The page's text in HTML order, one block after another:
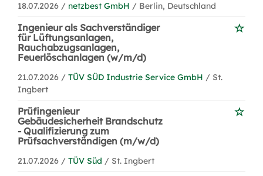
18.07.2026 / netzbest GmbH / Berlin, Deutschland
Ingenieur als Sachverständiger
für Lüftungsanlagen,
Rauchabzugsanlagen,
Feuerlöschanlagen (w/m/d)
21.07.2026 / TÜV SÜD Industrie Service GmbH / St.
Ingbert
Prüfingenieur
Gebäudesicherheit Brandschutz
- Qualifizierung zum
Prüfsachverständigen (m/w/d)
21.07.2026 / TÜV Süd / St. Ingbert